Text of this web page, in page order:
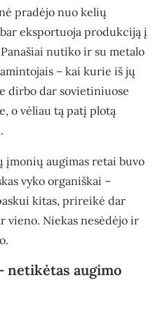
pradėjo nuo kelių
eksportuoja produkciją į
nutiko ir su metalo
– kai kurie iš jų
dirbo dar sovietiniuose
o vėliau tą patį plotą
įmonių augimas retai buvo
vyko organiškai –
kitas, prireikė dar
vieno. Niekas nesėdėjo ir
netikėtas augimo